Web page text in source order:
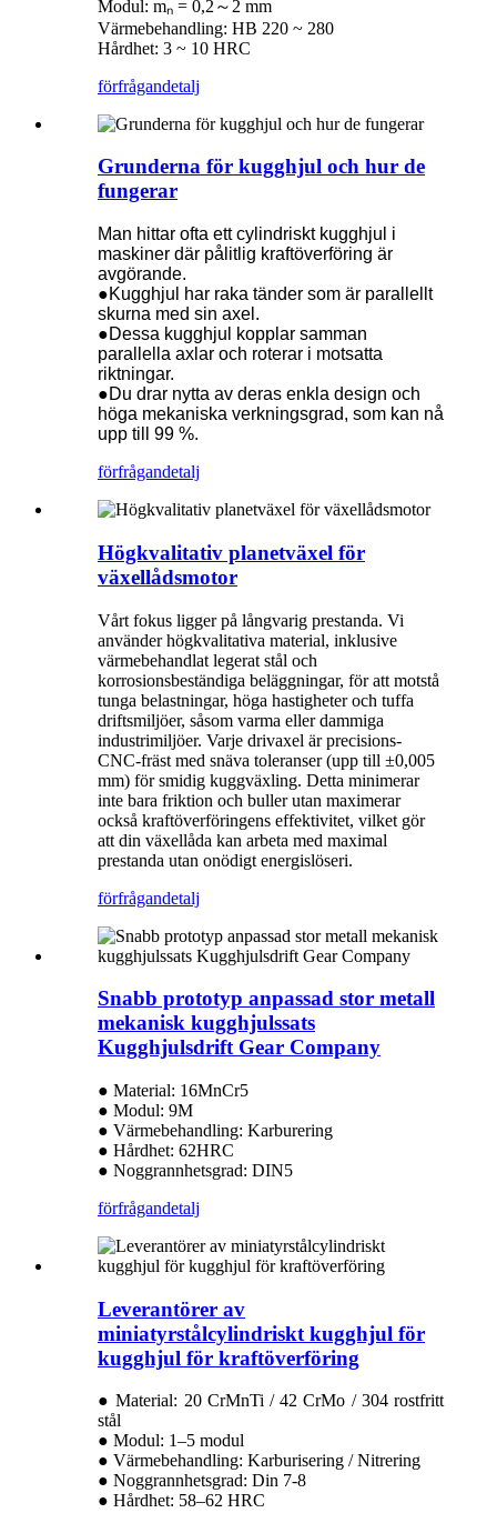
Modul: mₙ = 0,2～2 mm
Värmebehandling: HB 220 ~ 280
Hårdhet: 3 ~ 10 HRC
förfrågandetalj
Grunderna för kugghjul och hur de
fungerar
Man hittar ofta ett cylindriskt kugghjul i
maskiner där pålitlig kraftöverföring är
avgörande.
●Kugghjul har raka tänder som är parallellt
skurna med sin axel.
●Dessa kugghjul kopplar samman
parallella axlar och roterar i motsatta
riktningar.
●Du drar nytta av deras enkla design och
höga mekaniska verkningsgrad, som kan nå
upp till 99 %.
förfrågandetalj
Högkvalitativ planetväxel för
växellådsmotor
Vårt fokus ligger på långvarig prestanda. Vi
använder högkvalitativa material, inklusive
värmebehandlat legerat stål och
korrosionsbeständiga beläggningar, för att motstå
tunga belastningar, höga hastigheter och tuffa
driftsmiljöer, såsom varma eller dammiga
industrimiljöer. Varje drivaxel är precisions-
CNC-fräst med snäva toleranser (upp till ±0,005
mm) för smidig kuggväxling. Detta minimerar
inte bara friktion och buller utan maximerar
också kraftöverföringens effektivitet, vilket gör
att din växellåda kan arbeta med maximal
prestanda utan onödigt energislöseri.
förfrågandetalj
Snabb prototyp anpassad stor metall
mekanisk kugghjulssats
Kugghjulsdrift Gear Company
● Material: 16MnCr5
● Modul: 9M
● Värmebehandling: Karburering
● Hårdhet: 62HRC
● Noggrannhetsgrad: DIN5
förfrågandetalj
Leverantörer av
miniatyrstålcylindriskt kugghjul för
kugghjul för kraftöverföring
● Material: 20 CrMnTi / 42 CrMo / 304 rostfritt
stål
● Modul: 1–5 modul
● Värmebehandling: Karburisering / Nitrering
● Noggrannhetsgrad: Din 7-8
● Hårdhet: 58–62 HRC